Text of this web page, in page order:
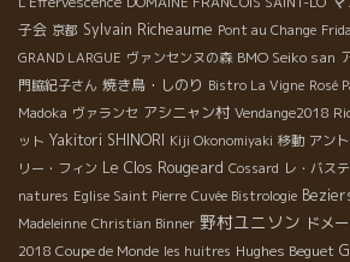
子会 京都 Sylvain Richeaume Pont au Change Frida
GRAND LARGUE ヴァンセンヌの森 BMO Seiko san
門脇紀子さん 焼き鳥・しのり Bistro La Vigne Rosé
Madoka ヴァランセ アシニャン村 Vendange2018
ット Yakitori SHINORI Kiji Okonomiyaki 移動 アン
リー・フィン Le Clos Rougeard Cossard レ・バス
natures Eglise Saint Pierre Cuvée Bistrologie
Madeleinne Christian Binner 野村ユニソン ドメ
2018 Coupe de Monde les huitres Hughes Beguet